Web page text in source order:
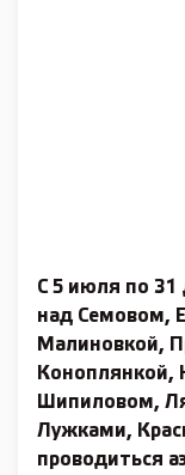
С 5 июля по 31
над Семовом,
Малиновкой,
Коноплянкой,
Шипиловом,
Лужками,
проводиться